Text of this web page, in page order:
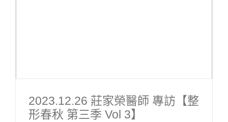
2023.12.26 莊家榮醫師 專訪【整
形春秋 第三季 Vol 3】